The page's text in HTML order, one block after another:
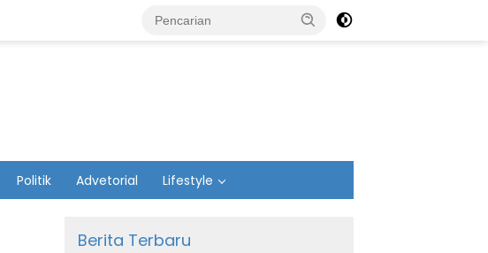
Politik Advetorial Lifestyle
Berita Terbaru